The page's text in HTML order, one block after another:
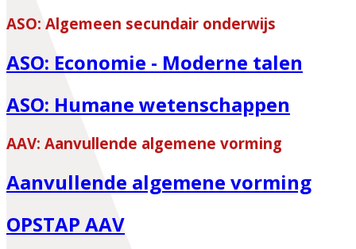
ASO: Algemeen secundair onderwijs
ASO: Economie - Moderne talen
ASO: Humane wetenschappen
AAV: Aanvullende algemene vorming
Aanvullende algemene vorming
OPSTAP AAV